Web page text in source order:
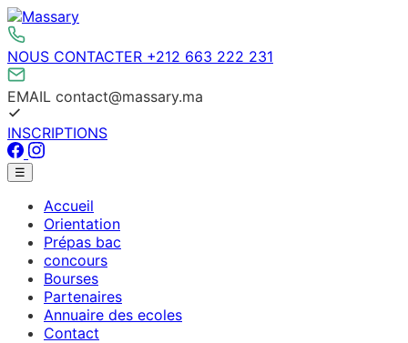
Aller
au
contenu
NOUS CONTACTER +212 663 222 231
EMAIL contact@massary.ma
INSCRIPTIONS
Facebook
Instagram
Menu
principal
☰
Accueil
Orientation
Prépas bac
concours
Bourses
Partenaires
Annuaire des ecoles
Contact